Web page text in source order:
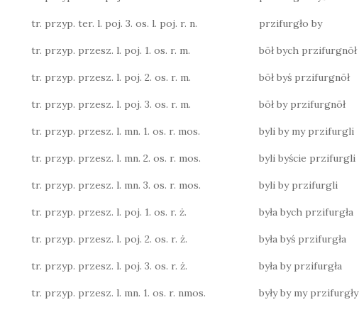
tr. przyp. ter. l. poj. 3. os. l. poj. r. n. przifurgło by
tr. przyp. przesz. l. poj. 1. os. r. m. bōł bych przifurgnōł
tr. przyp. przesz. l. poj. 2. os. r. m. bōł byś przifurgnōł
tr. przyp. przesz. l. poj. 3. os. r. m. bōł by przifurgnōł
tr. przyp. przesz. l. mn. 1. os. r. mos. byli by my przifurgli
tr. przyp. przesz. l. mn. 2. os. r. mos. byli byście przifurgli
tr. przyp. przesz. l. mn. 3. os. r. mos. byli by przifurgli
tr. przyp. przesz. l. poj. 1. os. r. ż. była bych przifurgła
tr. przyp. przesz. l. poj. 2. os. r. ż. była byś przifurgła
tr. przyp. przesz. l. poj. 3. os. r. ż. była by przifurgła
tr. przyp. przesz. l. mn. 1. os. r. nmos. były by my przifurgły